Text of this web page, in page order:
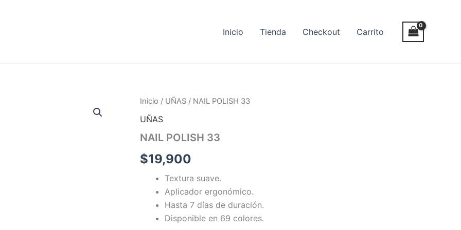
Inicio Tienda Checkout Carrito
Inicio / UÑAS / NAIL POLISH 33
UÑAS
NAIL POLISH 33
$19,900
Textura suave.
Aplicador ergonómico.
Hasta 7 días de duración.
Disponible en 69 colores.